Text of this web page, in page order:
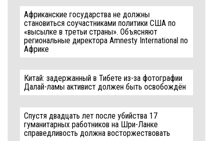
Африканские государства не должны
становиться соучастниками политики США по
«высылке в третьи страны». Объясняют
региональные директора Amnesty International по
Африке
Китай: задержанный в Тибете из-за фотографии
Далай-ламы активист должен быть освобождён
Спустя двадцать лет после убийства 17
гуманитарных работников на Шри-Ланке
справедливость должна восторжествовать